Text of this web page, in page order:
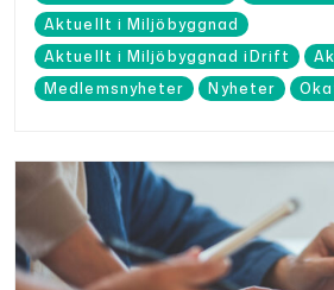
Aktuellt i Miljöbyggnad
Aktuellt i Miljöbyggnad iDrift
Medlemsnyheter
Nyheter